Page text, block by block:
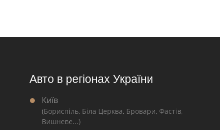
Авто в регіонах України
Київ
(Бориспіль, Біла Церква, Бровари, Фастів,
Вишневе...)